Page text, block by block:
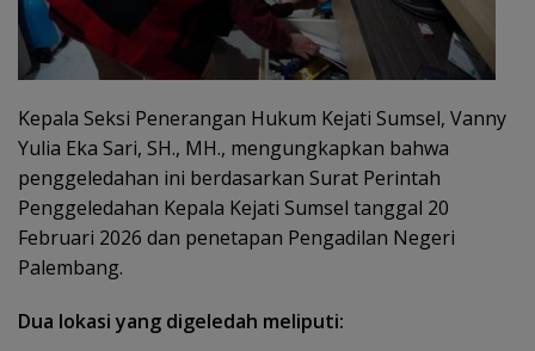
Kepala Seksi Penerangan Hukum Kejati Sumsel, Vanny
Yulia Eka Sari, SH., MH., mengungkapkan bahwa
penggeledahan ini berdasarkan Surat Perintah
Penggeledahan Kepala Kejati Sumsel tanggal 20
Februari 2026 dan penetapan Pengadilan Negeri
Palembang.
Dua lokasi yang digeledah meliputi: